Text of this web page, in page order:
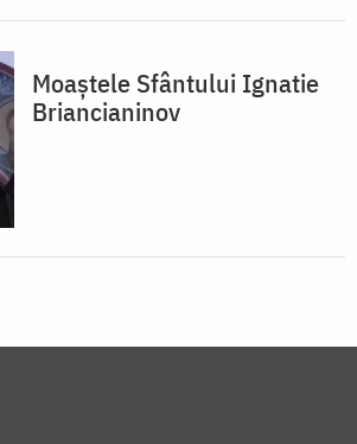
Moaștele Sfântului Ignatie
Briancianinov